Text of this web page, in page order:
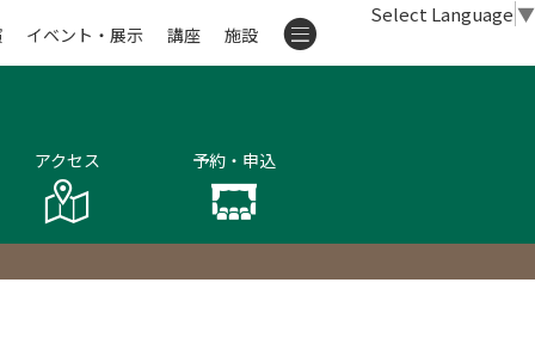
Select Language ▼
イベント・展示 講座 施設
アクセス 予約・申込